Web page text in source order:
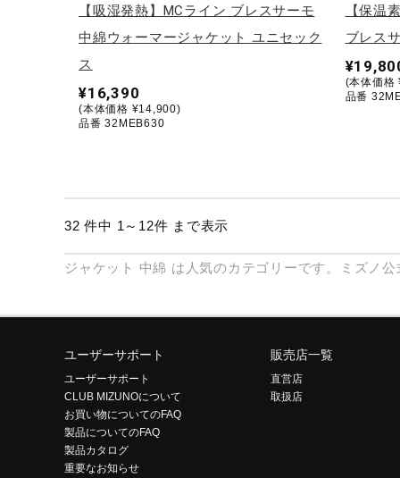
【吸湿発熱】MCライン ブレスサーモ
中綿ウォーマージャケット ユニセック
ス
¥16,390
(本体価格 ¥14,900)
品番 32MEB630
【保温
ブレス
(本体価格
品番
32 件中 1～12件 まで表示
ジャケット 中綿 は人気のカテゴリーです。ミズノ
ユーザーサポート
ユーザーサポート
CLUB MIZUNOについて
お買い物についてのFAQ
製品についてのFAQ
製品カタログ
重要なお知らせ
販売店一覧
直営店
取扱店